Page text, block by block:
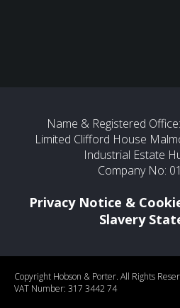
Name & Registered
Limited Clifford House
Industrial Estate
Company No:
Privacy Notice &
Slavery
Copyright Hobson & Porter. All Rights
VAT Number: 317 3442 74